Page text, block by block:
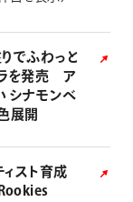
でふわっと
を発売 ア
シナモンベ
展開
スト育成